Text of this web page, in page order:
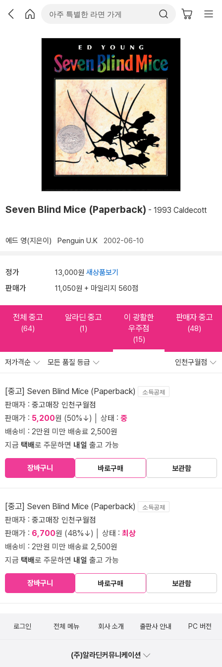
Seven Blind Mice (Paperback) - 1993 Caldecott
에드 영(지은이) Penguin U.K 2002-06-10
정가 13,000원 새상품보기
판매가 11,050원 + 마일리지 560점
전체 중고
(64)
알라딘 중고
(1)
이 광활한
우주점
(15)
판매자 중고
(48)
저가격순 모든 품질 등급 인천구월점
[중고] Seven Blind Mice (Paperback) 소득공제
판매자 : 중고매장 인천구월점
판매가 : 5,200원 (50%↓) │ 상태 : 중
배송비 : 2만원 미만 배송료 2,500원
지금 택배로 주문하면 내일 출고 가능
장바구니 바로구매 보관함
[중고] Seven Blind Mice (Paperback) 소득공제
판매자 : 중고매장 인천구월점
판매가 : 6,700원 (48%↓) │ 상태 : 최상
배송비 : 2만원 미만 배송료 2,500원
지금 택배로 주문하면 내일 출고 가능
장바구니 바로구매 보관함
로그인 전체 메뉴 회사 소개 출판사 안내 PC 버전
(주)알라딘커뮤니케이션